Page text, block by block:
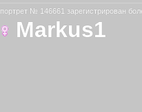
портрет № 146661 зарегистрирован
Markus1